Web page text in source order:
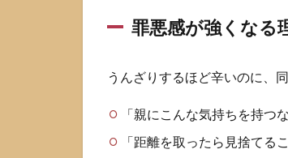
せ
因
切
分
罪悪感が強くなる
うんざりするほど辛いのに、
「親にこんな気持ちを持つ
「距離を取ったら見捨てる